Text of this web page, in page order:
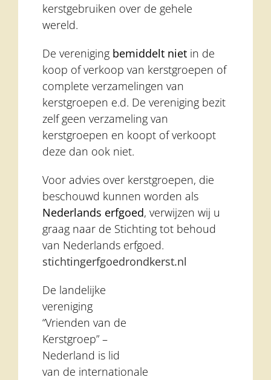
kerstgebruiken over de gehele
wereld.
De vereniging bemiddelt nietin de
koop of verkoop van kerstgroepen of
complete verzamelingen van
kerstgroepen e.d. De vereniging bezit
zelf geen verzameling van
kerstgroepen en koopt of verkoopt
deze dan ook niet.
Voor advies over kerstgroepen, die
beschouwd kunnen worden als
Nederlands erfgoed, verwijzen wij u
graag naar de Stichting tot behoud
van Nederlands erfgoed.
stichtingerfgoedrondkerst.nl
De landelijke
vereniging
“Vrienden van de
Kerstgroep” –
Nederland is lid
van de internationale